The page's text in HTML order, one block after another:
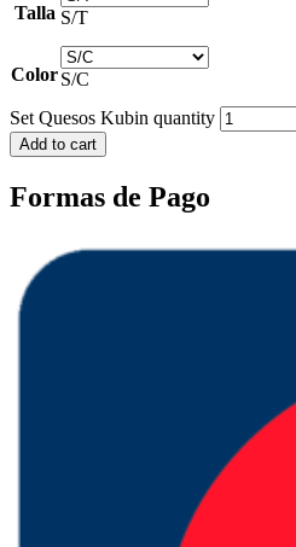
Talla S/T
ColorS/C
Set Quesos Kubin quantity
Add to cart
Formas de Pago